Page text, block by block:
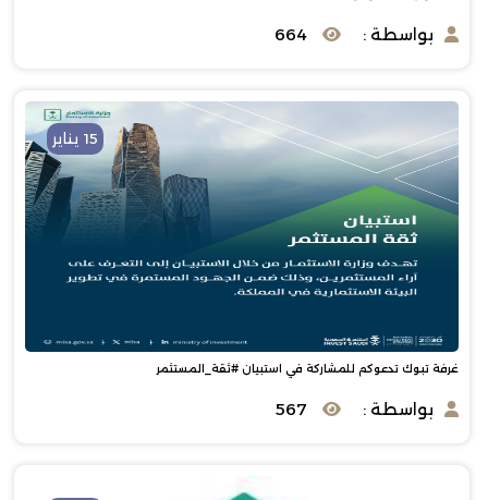
بواسطة : 664
15 يناير
غرفة تبوك‬ تدعوكم ‫للمشاركة في استبيان ‫#ثقة_المستثمر‬
بواسطة : 567